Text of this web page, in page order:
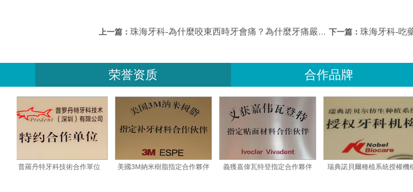
上一篇： 珠海牙科-為什麼咬東西時牙會痛？為什麼牙痛嚴重了喝涼水反而會緩解？ 下一篇： 珠海牙科-吃藥可
荣誉资质 合作品牌
門診 普羅丹特牙科技術合作單位 美國3M納米樹脂指定合作夥伴 義獲嘉偉瓦特登指定合作夥伴 瑞典諾貝爾種植系